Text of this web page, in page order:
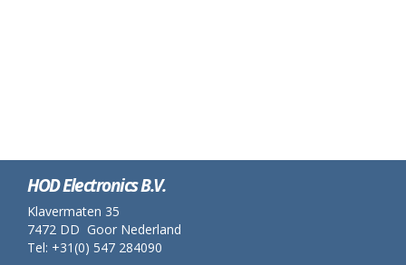
HOD Electronics B.V.
Klavermaten 35
7472 DD Goor Nederland
Tel: +31(0) 547 284090